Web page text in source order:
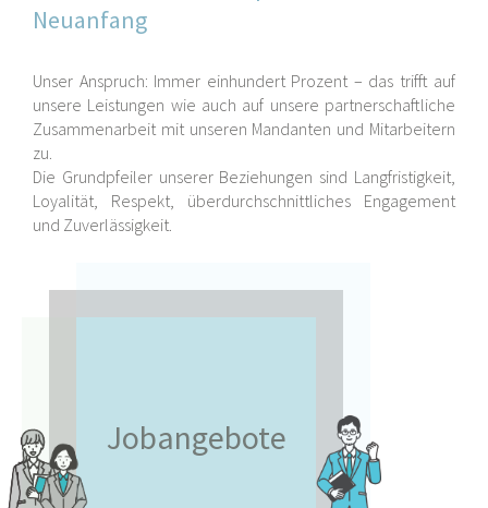
Neuanfang
Unser Anspruch: Immer einhundert Prozent – das trifft auf
unsere Leistungen wie auch auf unsere partnerschaftliche
Zusammenarbeit mit unseren Mandanten und Mitarbeitern
zu.
Die Grundpfeiler unserer Beziehungen sind Langfristigkeit,
Loyalität, Respekt, überdurchschnittliches Engagement
und Zuverlässigkeit.
Jobangebote